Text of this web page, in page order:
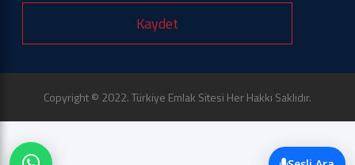
Kaydet
Copyright © 2022. Türkiye Emlak Sitesi Her Hakkı Saklıdır.